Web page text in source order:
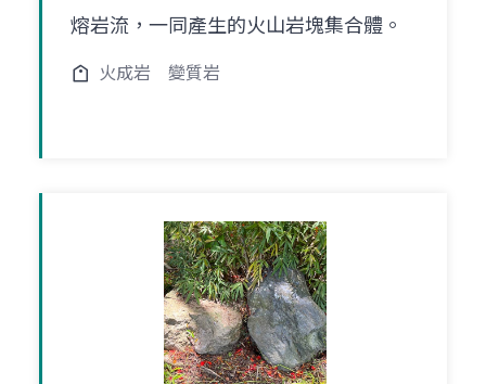
熔岩流，一同產生的火山岩塊集合體。
火成岩 變質岩